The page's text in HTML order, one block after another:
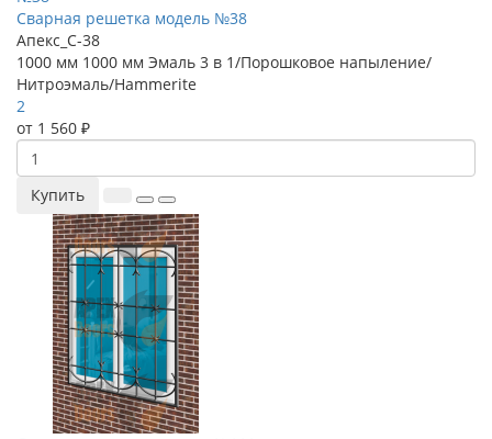
Сварная решетка модель №38
Апекс_С-38
1000 мм 1000 мм Эмаль 3 в 1/Порошковое напыление/
Нитроэмаль/Hammerite
2
от 1 560 ₽
Купить